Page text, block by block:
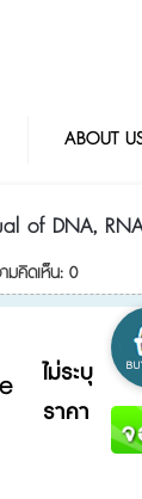
ABOUT
of DNA,
มคิดเห็น: 0
ไม่ระบุ
ราคา